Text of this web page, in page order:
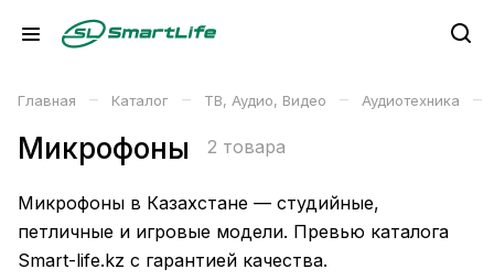
Главная – Каталог – ТВ, Аудио, Видео – Аудиотехника –
Микрофоны 2 товара
Микрофоны в Казахстане — студийные,
петличные и игровые модели. Превью каталога
Smart-life.kz с гарантией качества.